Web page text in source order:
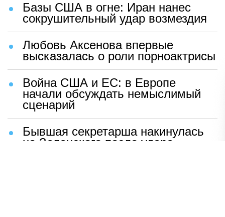
Базы США в огне: Иран нанес
сокрушительный удар возмездия
Любовь Аксенова впервые
высказалась о роли порноактрисы
Война США и ЕС: в Европе
начали обсуждать немыслимый
сценарий
Бывшая секретарша накинулась
на Зеленского после удара